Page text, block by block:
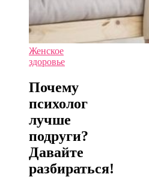
Женское
здоровье
Почему
психолог
лучше
подруги?
Давайте
разбираться!